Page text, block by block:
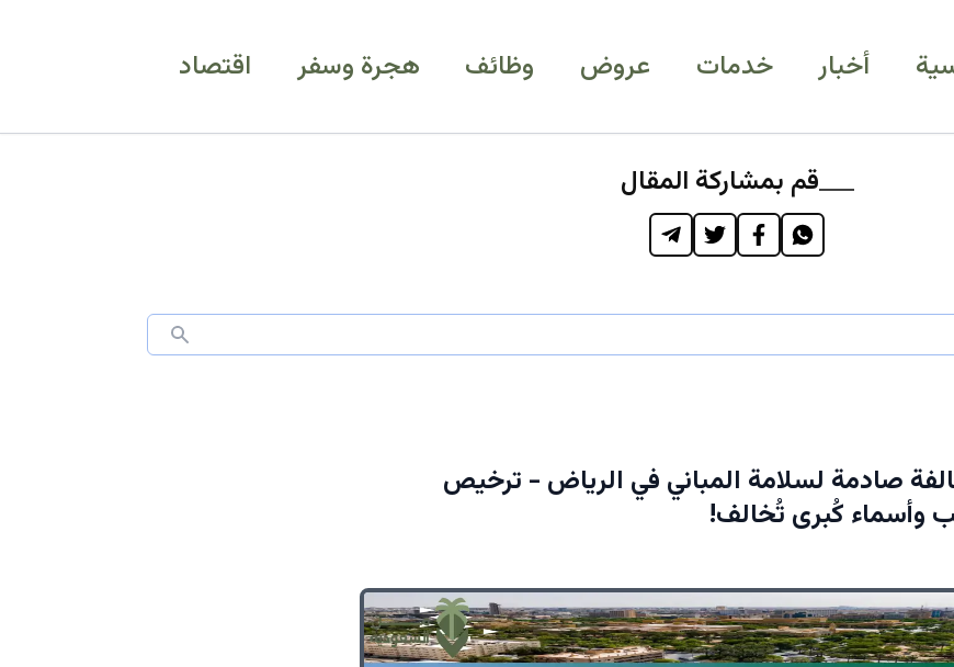
أخبار خدمات عروض وظائف هجرة وسفر اقتصاد
قم بمشاركة المقال
70 مخالفة صادمة لسلامة المباني في الرياض - ترخيص
كُبرى تُخالف!